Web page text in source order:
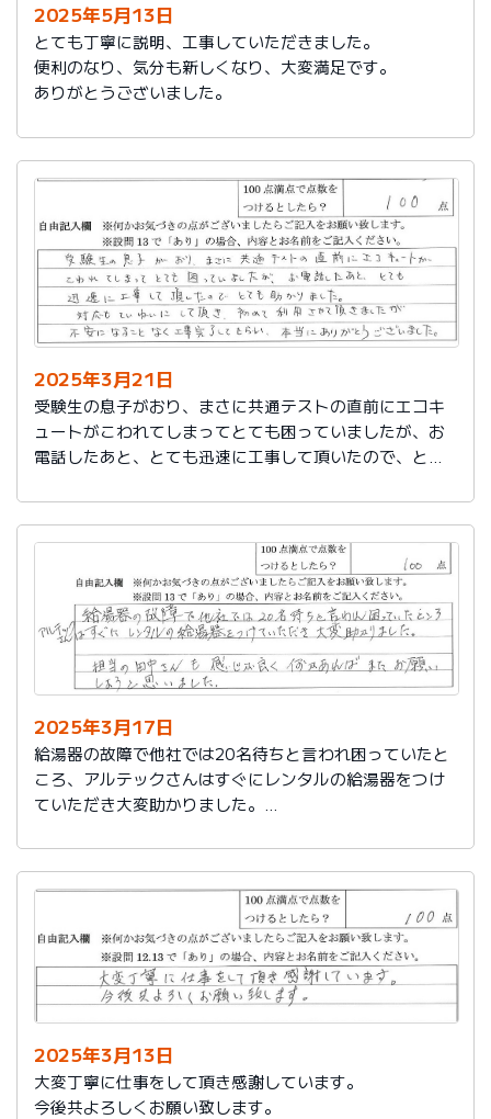
2025年5月13日
とても丁寧に説明、工事していただきました。
便利のなり、気分も新しくなり、大変満足です。
ありがとうございました。
2025年3月21日
受験生の息子がおり、まさに共通テストの直前にエコキ
ュートがこわれてしまってとても困っていましたが、お
電話したあと、とても迅速に工事して頂いたので、とて
対応もていねいして頂き、初めて利用させて頂きました
が不安になることなく工事完了してもらい、本当にあり
2025年3月17日
給湯器の故障で他社では20名待ちと言われ困っていたと
ころ、アルテックさんはすぐにレンタルの給湯器をつけ
ていただき大変助かりました。
うと思いました。
2025年3月13日
大変丁寧に仕事をして頂き感謝しています。
今後共よろしくお願い致します。